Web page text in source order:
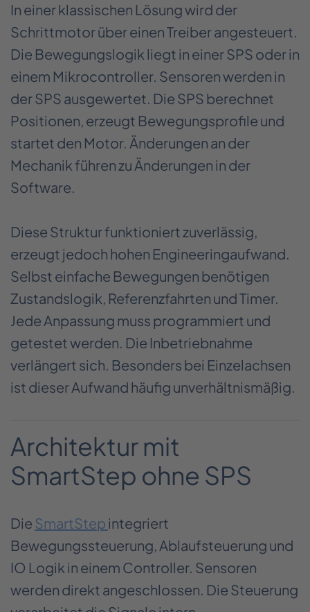
In einer klassischen Lösung wird der
Schrittmotor über einen Treiber angesteuert.
Die Bewegungslogik liegt in einer SPS oder in
einem Mikrocontroller. Sensoren werden in
der SPS ausgewertet. Die SPS berechnet
Positionen, erzeugt Bewegungsprofile und
startet den Motor. Änderungen an der
Mechanik führen zu Änderungen in der
Software.
Diese Struktur funktioniert zuverlässig,
erzeugt jedoch hohen Engineeringaufwand.
Selbst einfache Bewegungen benötigen
Zustandslogik, Referenzfahrten und Timer.
Jede Anpassung muss programmiert und
getestet werden. Die Inbetriebnahme
verlängert sich. Besonders bei Einzelachsen
ist dieser Aufwand häufig unverhältnismäßig.
Architektur mit
SmartStep ohne SPS
Die SmartStep integriert
Bewegungssteuerung, Ablaufsteuerung und
IO Logik in einem Controller. Sensoren
werden direkt angeschlossen. Die Steuerung